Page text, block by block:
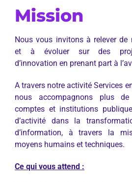
Mission
Nous vous invitons à relever de
et à évoluer sur des
d’innovation en prenant part à
A travers notre activité Services
nous accompagnons plus
comptes et institutions
d’activité dans la
d’information, à travers la
moyens humains et techniques.
Ce qui vous attend :